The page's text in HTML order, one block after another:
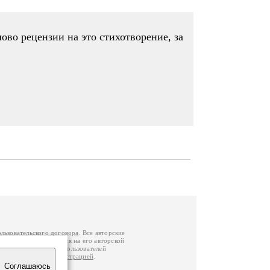
рецензии на это стихотворение, за
Соглашаюсь
договора
. Все авторские
вы можете обратиться на его авторской
Федерации. Данные пользователей
связаться с администрацией